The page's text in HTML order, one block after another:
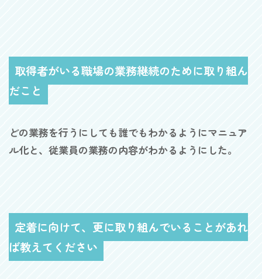
取得者がいる職場の業務継続のために取り組ん
だこと
どの業務を行うにしても誰でもわかるようにマニュア
ル化と、従業員の業務の内容がわかるようにした。
定着に向けて、更に取り組んでいることがあれ
ば教えてください